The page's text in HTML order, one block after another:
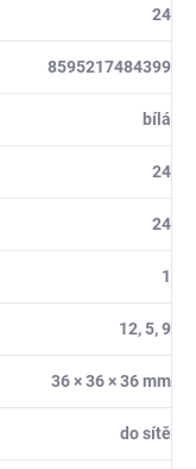
24
8595217484399
bílá
24
24
1
12, 5, 9
36 × 36 × 36 mm
do sítě